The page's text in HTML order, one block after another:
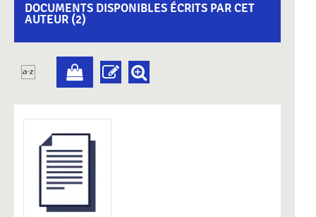
DOCUMENTS DISPONIBLES ÉCRITS PAR CET
AUTEUR (2)